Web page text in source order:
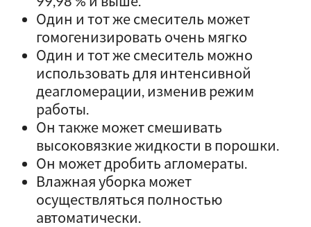
Один и тот же смеситель может
гомогенизировать очень мягко
Один и тот же смеситель можно
использовать для интенсивной
деагломерации, изменив режим
работы.
Он также может смешивать
высоковязкие жидкости в порошки.
Он может дробить агломераты.
Влажная уборка может
осуществляться полностью
автоматически.